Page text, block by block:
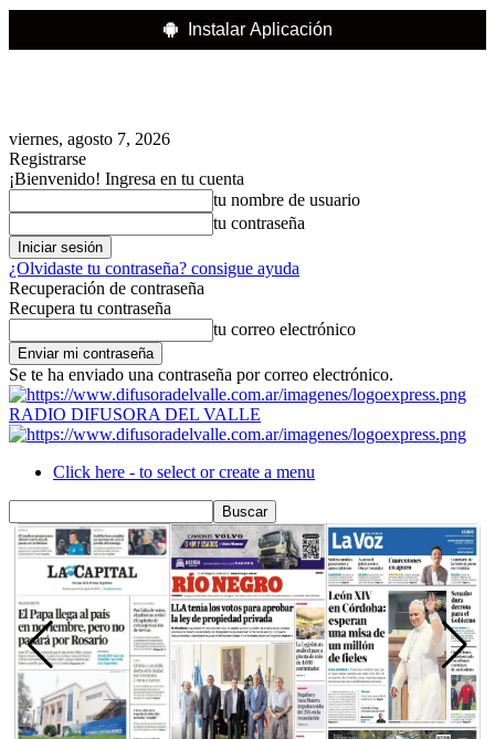
Instalar Aplicación
viernes, agosto 7, 2026
Registrarse
¡Bienvenido! Ingresa en tu cuenta
tu nombre de usuario
tu contraseña
¿Olvidaste tu contraseña? consigue ayuda
Recuperación de contraseña
Recupera tu contraseña
tu correo electrónico
Se te ha enviado una contraseña por correo electrónico.
RADIO DIFUSORA DEL VALLE
Click here - to select or create a menu